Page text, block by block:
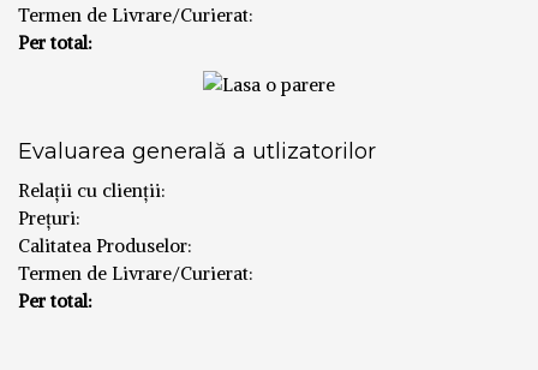
Termen de Livrare/Curierat:
Per total:
Evaluarea generală a utlizatorilor
Relații cu clienții:
Prețuri:
Calitatea Produselor:
Termen de Livrare/Curierat:
Per total: